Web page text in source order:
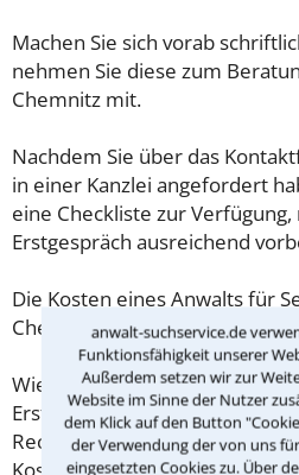
anwalt-suchservice.de
Funktionsfähigkeit unserer
Außerdem setzen wir zur
Website im Sinne der Nutzer
dem Klick auf den Button
der Verwendung der von uns
eingesetzten Cookies zu. Über
Machen Sie sich vorab
nehmen Sie diese zum
Chemnitz mit.
Nachdem Sie über das
in einer Kanzlei angefordert
eine Checkliste zur
Erstgespräch ausreichend
Die Kosten eines Anwalts für
Chemnitz sind oft geringer als
Wieviel ein Rechtsanwalt in
Erstberatung verlangen darf,
Kosten für das erste